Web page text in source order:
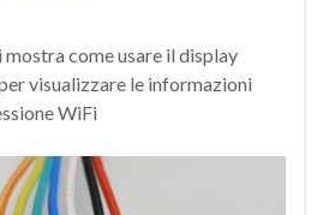
come usare il display
visualizzare le informazioni
WiFi